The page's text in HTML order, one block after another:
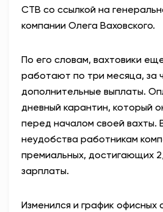
СТВ со ссылкой на
компании Олега Ваховского.
По его словам, вахтовики
работают по три месяца, за
дополнительные выплаты.
дневный карантин, который
перед началом своей вахты.
неудобства работникам
премиальных, достигающих
зарплаты.
Изменился и график офисных